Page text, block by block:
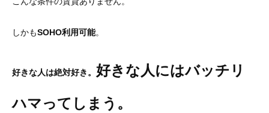
しかもSOHO利用可能。
好きな人は絶対好き。 好きな人にはバッチリ
ハマってしまう。